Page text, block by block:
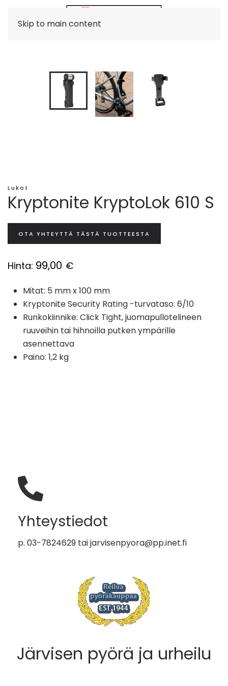
Skip to main content
Lukot
Kryptonite KryptoLok 610 S
OTA YHTEYTTÄ TÄSTÄ TUOTTEESTA
Hinta: 99,00 €
Mitat: 5 mm x 100 mm
Kryptonite Security Rating -turvataso: 6/10
Runkokiinnike: Click Tight, juomapullotelineen
ruuveihin tai hihnoilla putken ympärille
asennettava
Paino: 1,2 kg
Yhteystiedot
p. 03-7824629 taijarvisenpyora@pp.inet.fi
Järvisen pyörä ja urheilu